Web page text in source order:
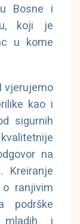
Bosne i
koji je
u kome
vjerujemo
kao i
sigurnih
na
Kreiranje
ranjivim
podrške